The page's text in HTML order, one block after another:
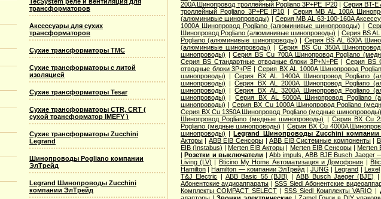
трансформаторов
Аксессуары для сухих
трансформаторов
Сухие трансформаторы TMC
Сухие трансформаторы с литой
изоляцией
Сухие трансформаторы Tesar
Сухие трансформаторы CTR, CRT (
сухой трансформатор IMEFY )
Сухие трансформаторы Zucchini
Legrand
Шинопроводы Pogliano компании
ЭлТрейд
Legrand Шинопроводы Zucchini
компании ЭлТрейд
200A Шинопровод троллейный Pogliano 3P+PE IP20| Серия BT-E
троллейный Pogliano 3P+PE IP10 | Серия MB AL 100A
(алюминивые шинопроводы) | Серия MB AL 63-100-160A
1000A Шинопровод Pogliano (алюминивые шинопроводы) |
Шинопровод Pogliano (алюминивые шинопроводы) | Серия ВS
Pogliano (алюминивые шинопроводы) | Серия ВS AL 630A
(алюминивые шинопроводы)
|Серия ВS Cu 350A
шинопроводы) |Серия ВS Cu 700A Шинопровод Pogliano
Серия ВS Стандартные отводные блоки 3P+N+PE |Серия ВS
отводные блоки 3P+PE | Серия ВХ AL 1000A Шинопровод
шинопроводы) |Серия ВХ AL 1400A Шинопровод Pogliano
шинопроводы) |Серия ВХ AL 2000A Шинопровод Pogliano
шинопроводы) |Серия ВХ AL 3200A Шинопровод Pogliano
шинопроводы) |Серия ВХ AL 5000A Шинопровод Pogliano
шинопроводы) |Серия ВХ Cu 1000A Шинопровод Pogliano
Серия ВХ Cu 1350A Шинопровод Pogliano (медные шинопроводы)
Шинопровод Pogliano (медные шинопроводы)
| Серия ВХ Cu
Pogliano (медные шинопроводы) |Серия ВХ Cu 4000A
шинопроводы) |Legrand Шинопроводы Zucchini компании
Акторы| ABB EIB Сенсоры|ABB EIB Системные компоненты|
ЕIB (Instabus) |Merten EIB Акторы | Merten EIB Сенсоры|Merten
|Розетки и выключатели |Abb impuls, АВВ BJE Busch Jaeger
Living (LV) | Bticino My Home Автоматизация и Домофония |
Hamilton|Hamilton — компании ЭлТрейд | JUNG |Legrand | Lexel
T&J Electric
|АВВ Basic 55 (BJB) |АВВ Busch Jaeger (BJE)
Абонентские аудиоаппараты |SSS Siedl Абонентские
Комплекты COMPACT SELECT |SSS Siedl Комплекты VARIO |